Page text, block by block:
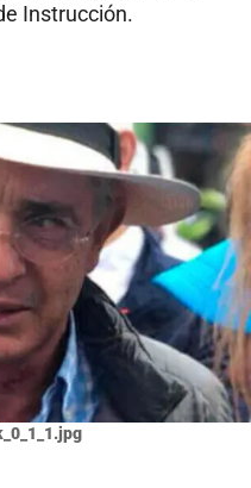
Instrucción.